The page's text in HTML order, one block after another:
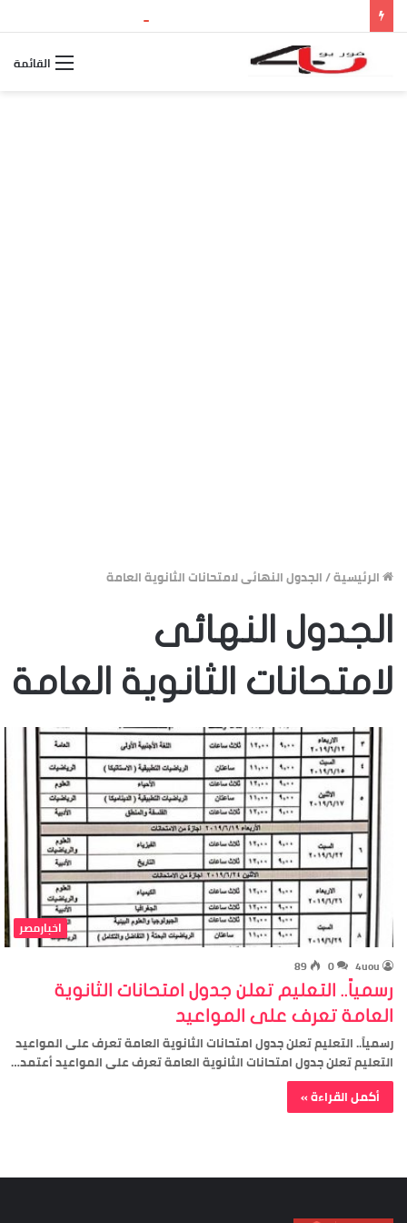
القائمة
الرئيسية/الجدول النهائى لامتحانات الثانوية العامة
الجدول النهائى
لامتحانات الثانوية العامة
اخبارمصر
4uou
0
89
رسمياً.. التعليم تعلن جدول امتحانات الثانوية
العامة تعرف على المواعيد
رسمياً.. التعليم تعلن جدول امتحانات الثانوية العامة تعرف على المواعيد
التعليم تعلن جدول امتحانات الثانوية العامة تعرف على المواعيد أعتمد…
أكمل القراءة »